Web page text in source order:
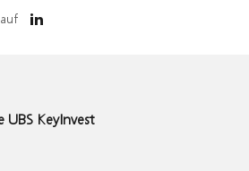
UBS KeyInvest